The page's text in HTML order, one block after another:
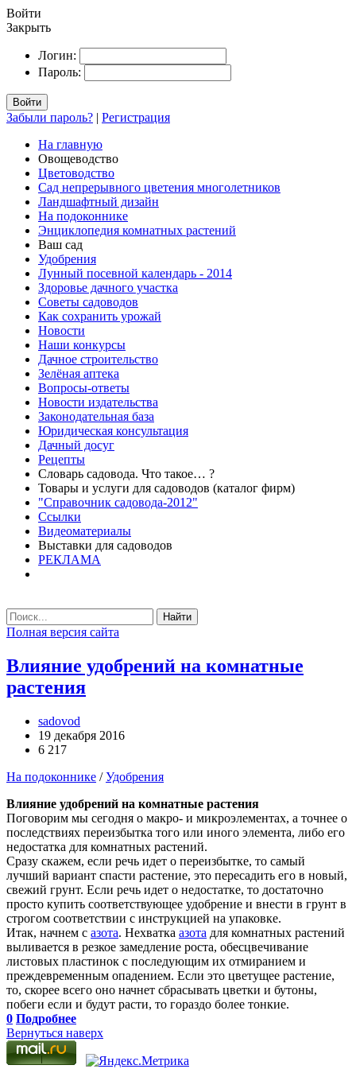
Войти
Закрыть
Логин:
Пароль:
Войти
Забыли пароль? | Регистрация
На главную
Овощеводство
Цветоводство
Сад непрерывного цветения многолетников
Ландшафтный дизайн
На подоконнике
Энциклопедия комнатных растений
Ваш сад
Удобрения
Лунный посевной календарь - 2014
Здоровье дачного участка
Советы садоводов
Как сохранить урожай
Новости
Наши конкурсы
Дачное строительство
Зелёная аптека
Вопросы-ответы
Новости издательства
Законодательная база
Юридическая консультация
Дачный досуг
Рецепты
Словарь садовода. Что такое… ?
Товары и услуги для садоводов (каталог фирм)
"Справочник садовода-2012"
Ссылки
Видеоматериалы
Выставки для садоводов
РЕКЛАМА
Найти
Полная версия сайта
Влияние удобрений на комнатные
растения
sadovod
19 декабря 2016
6 217
На подоконнике /Удобрения
Влияние удобрений на комнатные растения
Поговорим мы сегодня о макро- и микроэлементах, а точнее о
последствиях переизбытка того или иного элемента, либо его
недостатка для комнатных растений.
Сразу скажем, если речь идет о переизбытке, то самый
лучший вариант спасти растение, это пересадить его в новый,
свежий грунт. Если речь идет о недостатке, то достаточно
просто купить соответствующее удобрение и внести в грунт в
строгом соответствии с инструкцией на упаковке.
Итак, начнем с азота. Нехватка азота для комнатных растений
выливается в резкое замедление роста, обесцвечивание
листовых пластинок с последующим их отмиранием и
преждевременным опадением. Если это цветущее растение,
то, скорее всего оно начнет сбрасывать цветки и бутоны,
побеги если и будут расти, то гораздо более тонкие.
0 Подробнее
Вернуться наверх